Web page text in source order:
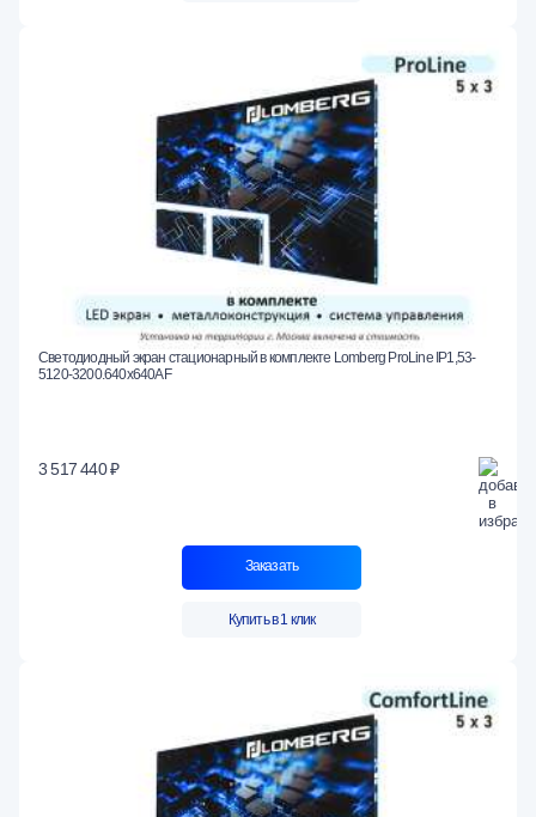
Светодиодный экран стационарный в комплекте Lomberg ProLine IP1,53-
5120-3200.640x640AF
3 517 440 ₽
Заказать
Купить в 1 клик